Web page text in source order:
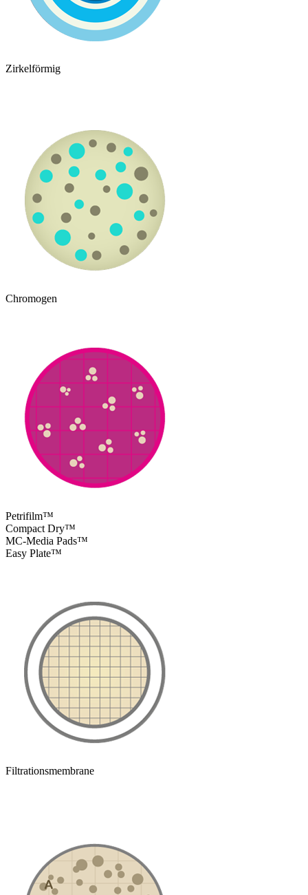
Zirkelförmig
Chromogen
Petrifilm™
Compact Dry™
MC-Media Pads™
Easy Plate™
Filtrationsmembrane